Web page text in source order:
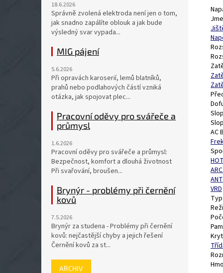
18.6.2026
Správně zvolená elektroda není jen o tom,
jak snadno zapálíte oblouk a jak bude
výsledný svar vypada...
MIG pájení
5.6.2026
Při opravách karoserií, lemů blatníků,
prahů nebo podlahových částí vzniká
otázka, jak spojovat plec...
Pracovní oděvy pro svářeče a
průmysl
1.6.2026
Pracovní oděvy pro svářeče a průmysl:
Bezpečnost, komfort a dlouhá životnost
Při svařování, broušen...
Brynýr - problémy při černění
kovů
7.5.2026
Brynýr za studena - Problémy při černění
kovů: nejčastější chyby a jejich řešení
Černění kovů za st...
ARCHIV
AC
VRD